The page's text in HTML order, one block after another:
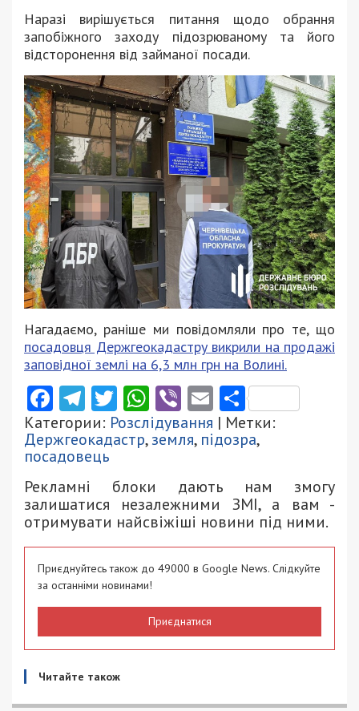
Наразі вирішується питання щодо обрання
запобіжного заходу підозрюваному та його
відсторонення від займаної посади.
Нагадаємо, раніше ми повідомляли про те, що
посадовця Держгеокадастру викрили на продажі
заповідної землі на 6,3 млн грн на Волині.
Facebook
Telegram
Twitter
WhatsApp
ViberEmail
Категории: Розслідування | Метки:
Держгеокадастр,земля, підозра,
посадовець
Рекламні блоки дають нам змогу
залишатися незалежними ЗМІ, а вам -
отримувати найсвіжіші новини під ними.
Приєднуйтесь також до 49000 в Google News. Слідкуйте
за останніми новинами!
Приєднатися
Читайте також